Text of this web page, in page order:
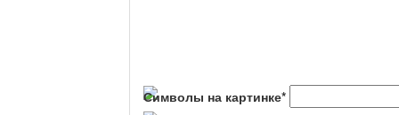
Символы на картинке*